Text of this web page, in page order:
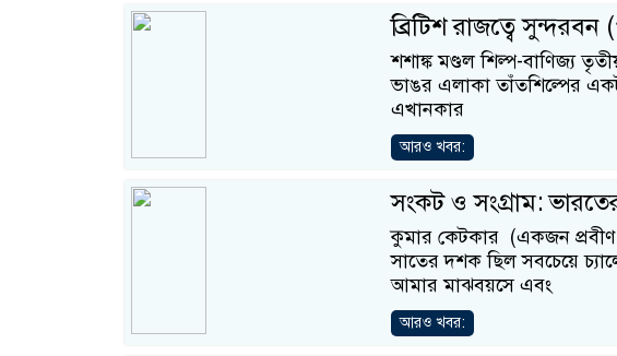
ব্রিটিশ রাজত্বে সুন্দরবন
শশাঙ্ক মণ্ডল শিল্প-বাণিজ্য
ভাঙর এলাকা তাঁতশিল্পের
এখানকার
আরও খবর:
সংকট ও সংগ্রাম:
কুমার কেটকার (একজন প্রবীণ
সাতের দশক ছিল সবচেয়ে
আমার মাঝবয়সে এবং
আরও খবর: